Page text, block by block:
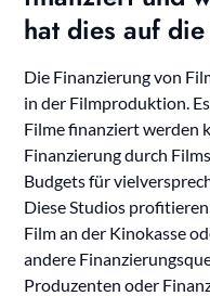
hat dies auf
Die Finanzierung von
in der Filmproduktion.
Filme finanziert werden
Finanzierung durch
Budgets für
Diese Studios
Film an der Kinokasse
andere
Produzenten oder